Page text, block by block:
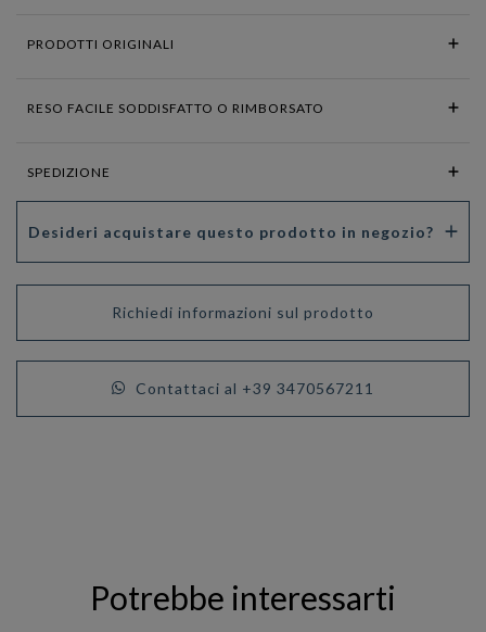
PRODOTTI ORIGINALI
RESO FACILE SODDISFATTO O RIMBORSATO
SPEDIZIONE
Desideri acquistare questo prodotto in negozio?
Richiedi informazioni sul prodotto
Contattaci al +39 3470567211
Potrebbe interessarti